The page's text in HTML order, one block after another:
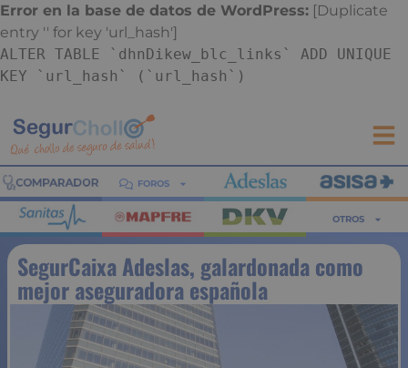
Error en la base de datos de WordPress: [Duplicate
entry '' for key 'url_hash']
ALTER TABLE `dhnDikew_blc_links` ADD UNIQUE
KEY `url_hash` (`url_hash`)
FOROS
OTROS
SegurCaixa Adeslas, galardonada como
mejor aseguradora española